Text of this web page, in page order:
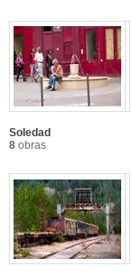
Soledad
8 obras